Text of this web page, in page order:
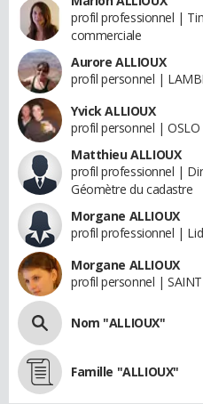
profil professionnel |
commerciale
Aurore ALLIOUX
profil personnel |
Yvick ALLIOUX
profil personnel | OSLO
Matthieu ALLIOUX
profil professionnel |
Géomètre du cadastre
Morgane ALLIOUX
profil professionnel |
Morgane ALLIOUX
profil personnel | SAINT
Nom "ALLIOUX"
Famille "ALLIOUX"